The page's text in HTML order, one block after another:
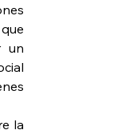
un
la